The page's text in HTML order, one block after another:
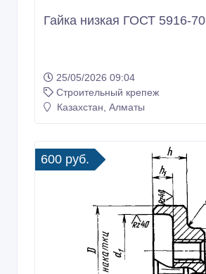
Гайка низкая ГОСТ 5916-70
25/05/2026 09:04
Строительный крепеж
Казахстан, Алматы
600 руб.